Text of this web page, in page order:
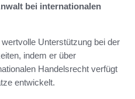
bei internationalen
Unterstützung bei der
indem er über
Handelsrecht verfügt
entwickelt.